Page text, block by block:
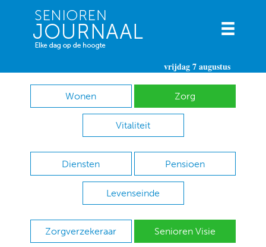
vrijdag 7 augustus
Wonen Zorg
Vitaliteit
Diensten Pensioen
Levenseinde
Zorgverzekeraar Senioren Visie